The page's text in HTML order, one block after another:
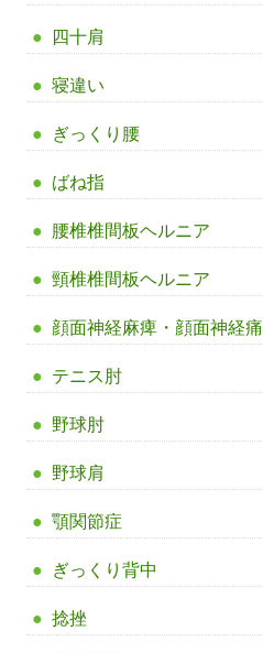
四十肩
寝違い
ぎっくり腰
ばね指
腰椎椎間板ヘルニア
頸椎椎間板ヘルニア
顔面神経麻痺・顔面神経痛
テニス肘
野球肘
野球肩
顎関節症
ぎっくり背中
捻挫